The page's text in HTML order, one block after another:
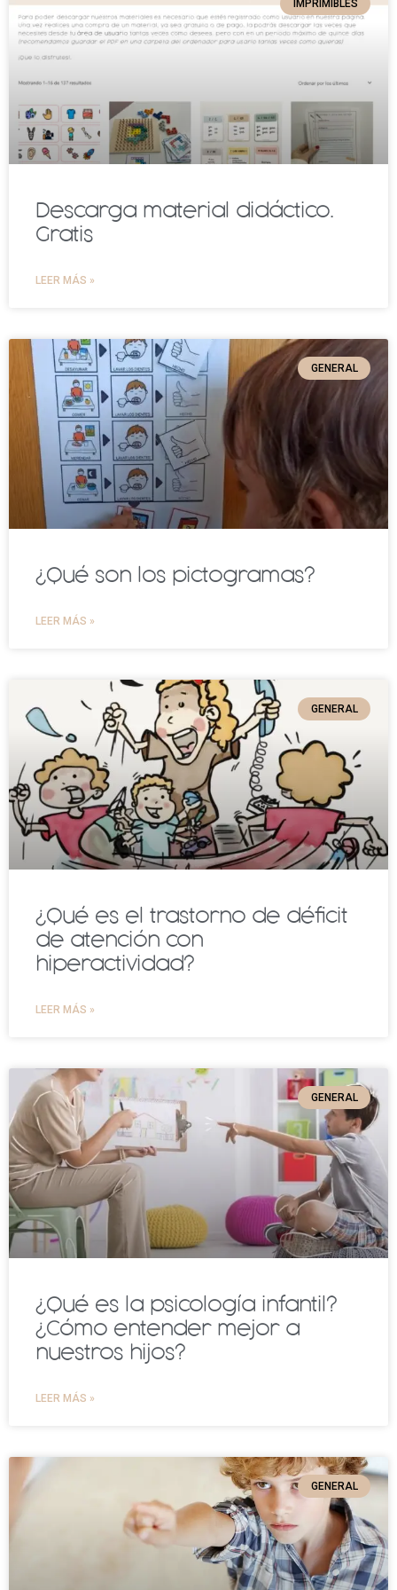
IMPRIMIBLES
Descarga material didáctico.
Gratis
LEER MÁS »
GENERAL
¿Qué son los pictogramas?
LEER MÁS »
GENERAL
¿Qué es el trastorno de déficit
de atención con
hiperactividad?
LEER MÁS »
GENERAL
¿Qué es la psicología infantil?
¿Cómo entender mejor a
nuestros hijos?
LEER MÁS »
GENERAL
aa a a a